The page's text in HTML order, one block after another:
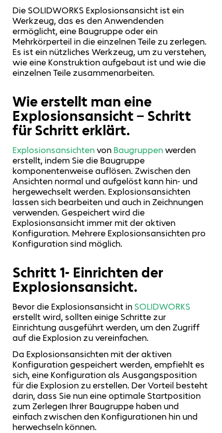
Die SOLIDWORKS Explosionsansicht ist ein
Werkzeug, das es den Anwendenden
ermöglicht, eine Baugruppe oder ein
Mehrkörperteil in die einzelnen Teile zu zerlegen.
Es ist ein nützliches Werkzeug, um zu verstehen,
wie eine Konstruktion aufgebaut ist und wie die
einzelnen Teile zusammenarbeiten.
Wie erstellt man eine
Explosionsansicht – Schritt
für Schritt erklärt.
Explosionsansichtenvon Baugruppenwerden
erstellt, indem Sie die Baugruppe
komponentenweise auflösen. Zwischen den
Ansichten normal und aufgelöst kann hin- und
hergewechselt werden. Explosionsansichten
lassen sich bearbeiten und auch in Zeichnungen
verwenden. Gespeichert wird die
Explosionsansicht immer mit der aktiven
Konfiguration. Mehrere Explosionsansichten pro
Konfiguration sind möglich.
Schritt 1- Einrichten der
Explosionsansicht.
Bevor die Explosionsansicht in SOLIDWORKS
erstellt wird, sollten einige Schritte zur
Einrichtung ausgeführt werden, um den Zugriff
auf die Explosion zu vereinfachen.
Da Explosionsansichten mit der aktiven
Konfiguration gespeichert werden, empfiehlt es
sich, eine Konfiguration als Ausgangsposition
für die Explosion zu erstellen. Der Vorteil besteht
darin, dass Sie nun eine optimale Startposition
zum Zerlegen Ihrer Baugruppe haben und
einfach zwischen den Konfigurationen hin und
herwechseln können.